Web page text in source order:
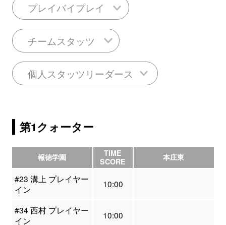
プレイバイプレイ
チームスタッツ
個人スタッツリーダース
第1クォーター
報徳学園
TIME
SCORE
本庄東
#23 溝上 プレイヤー
イン
10:00
#34 西村 プレイヤー
イン
10:00